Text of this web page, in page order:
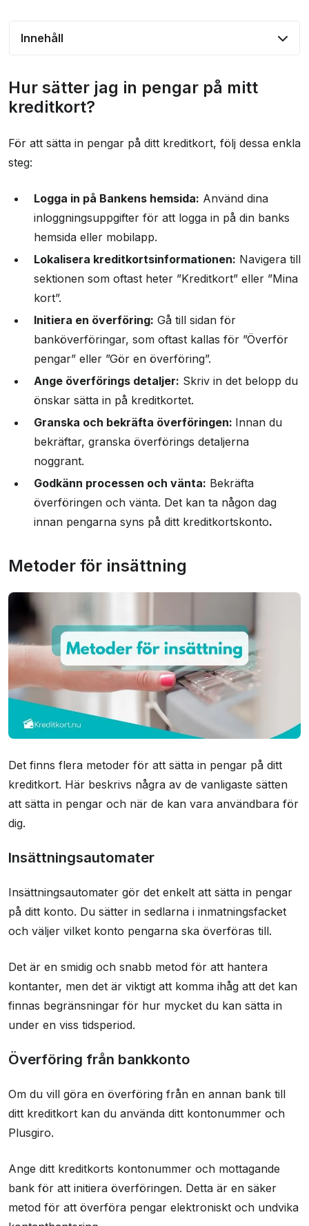
Innehåll
Metoder för insättning
Fördelar med att sätta in pengar på ditt
Vanliga frågor och svar
Andra läsvärda artiklar
Hur sätter jag in pengar på mitt
kreditkort?
För att sätta in pengar på ditt kreditkort, följ dessa enkla
steg:
Logga in på Bankens hemsida: Använd dina
inloggningsuppgifter för att logga in på din banks
hemsida eller mobilapp.
Lokalisera kreditkortsinformationen: Navigera till
sektionen som oftast heter ”Kreditkort” eller ”Mina
kort”.
Initiera en överföring: Gå till sidan för
banköverföringar, som oftast kallas för ”Överför
pengar” eller ”Gör en överföring”.
Ange överförings detaljer: Skriv in det belopp du
önskar sätta in på kreditkortet.
Granska och bekräfta överföringen: Innan du
bekräftar, granska överförings detaljerna
noggrant.
Godkänn processen och vänta: Bekräfta
överföringen och vänta. Det kan ta någon dag
innan pengarna syns på ditt kreditkortskonto.
Metoder för insättning
Det finns flera metoder för att sätta in pengar på ditt
kreditkort. Här beskrivs några av de vanligaste sätten
att sätta in pengar och när de kan vara användbara för
dig.
Insättningsautomater
Insättningsautomater gör det enkelt att sätta in pengar
på ditt konto. Du sätter in sedlarna i inmatningsfacket
och väljer vilket konto pengarna ska överföras till.
Det är en smidig och snabb metod för att hantera
kontanter, men det är viktigt att komma ihåg att det kan
finnas begränsningar för hur mycket du kan sätta in
under en viss tidsperiod.
Överföring från bankkonto
Om du vill göra en överföring från en annan bank till
ditt kreditkort kan du använda ditt kontonummer och
Plusgiro.
Ange ditt kreditkorts kontonummer och mottagande
bank för att initiera överföringen. Detta är en säker
metod för att överföra pengar elektroniskt och undvika